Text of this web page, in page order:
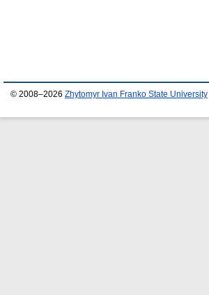
© 2008–2026 Zhytomyr Ivan Franko State University